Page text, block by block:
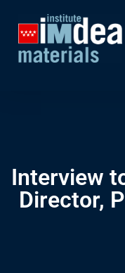
Interview
Director,